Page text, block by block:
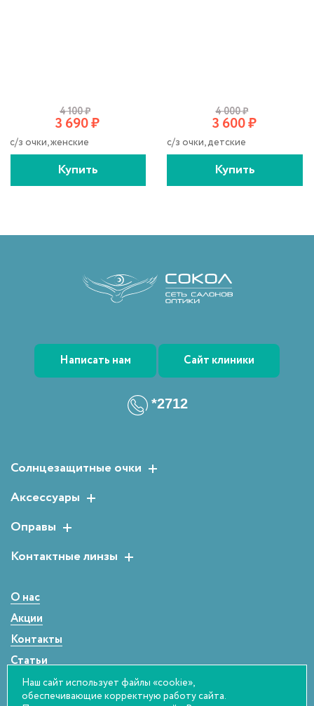
4 100₽
3 690₽
с/з очки, женские
Купить
4 000₽
3 600₽
с/з очки, детские
Купить
Написать нам Сайт клиники
*2712
Солнцезащитные очки
Детские солнцезащитные очки
Аксессуары
Оправы
Детские оправы
Контактные линзы
Однодневные
Сферические
О нас
Акции
Контакты
Статьи
Оплата и возврат
Правовая информация
Наш сайт использует файлы «cookie»,
обеспечивающие корректную работу сайта.